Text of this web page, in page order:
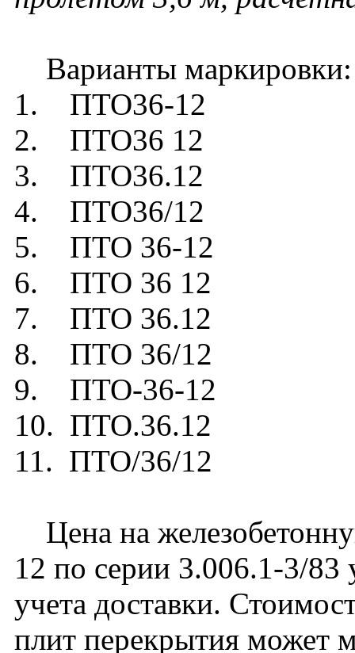
Варианты маркировки:
1. ПТО36-12
2. ПТО36 12
3. ПТО36.12
4. ПТО36/12
5. ПТО 36-12
6. ПТО 36 12
7. ПТО 36.12
8. ПТО 36/12
9. ПТО-36-12
10. ПТО.36.12
11. ПТО/36/12
Цена на
12 по серии 3.006.1-3/83
учета доставки.
плит перекрытия может